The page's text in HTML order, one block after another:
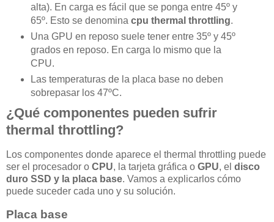
alta). En carga es fácil que se ponga entre 45º y
65º. Esto se denomina cpu thermal throttling.
Una GPU en reposo suele tener entre 35º y 45º
grados en reposo. En carga lo mismo que la
CPU.
Las temperaturas de la placa base no deben
sobrepasar los 47ºC.
¿Qué componentes pueden sufrir
thermal throttling?
Los componentes donde aparece el thermal throttling puede
ser el procesador o CPU, la tarjeta gráfica o GPU, el disco
duro SSD y la placa base. Vamos a explicarlos cómo
puede suceder cada uno y su solución.
Placa base